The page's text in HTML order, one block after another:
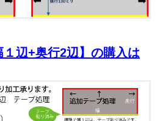
辺+奥行2辺】の購入は